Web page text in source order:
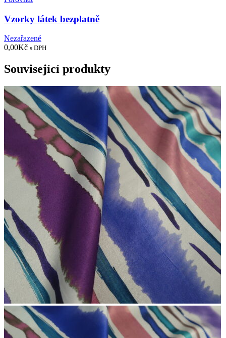
Vzorky látek bezplatně
Nezařazené
0,00Kč s DPH
Související produkty